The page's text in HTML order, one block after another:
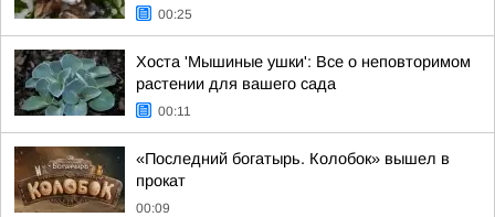
00:25
Хоста 'Мышиные ушки': Все о неповторимом
растении для вашего сада
00:11
«Последний богатырь. Колобок» вышел в
прокат
00:09